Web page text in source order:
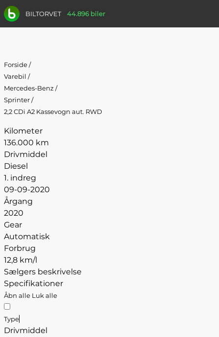
BILTORVET 44.896 biler
Forside/
Varebil /
Mercedes-Benz /
Sprinter/
2,2 CDi A2 Kassevogn aut. RWD
Kilometer
136.000 km
Drivmiddel
Diesel
1. indreg
09-09-2020
Årgang
2020
Gear
Automatisk
Forbrug
12,8 km/l
Sælgers beskrivelse
Specifikationer
Åbn alle Luk alle
Type
Drivmiddel